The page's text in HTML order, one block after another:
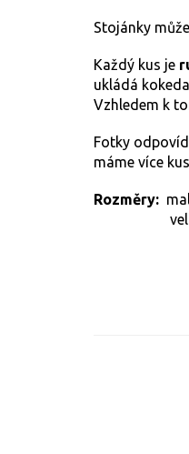
Stojánky
Každý kus je
ukládá
Vzhledem k
Fotky
máme více
Rozměry:
velká